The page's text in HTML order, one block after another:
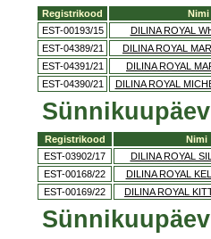
Registrikood Nimi
EST-00193/15
DILINA ROYAL
EST-04389/21
DILINA ROYAL
EST-04391/21
DILINA ROYAL
EST-04390/21
DILINA ROYAL
Registrikood Nimi
EST-03902/17
DILINA ROYAL
EST-00168/22
DILINA ROYAL
EST-00169/22
DILINA ROYAL